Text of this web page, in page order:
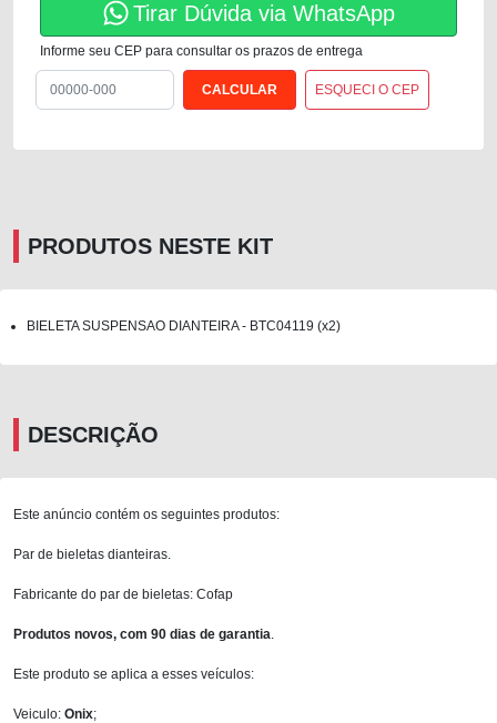
Tirar Dúvida via WhatsApp
Informe seu CEP para consultar os prazos de entrega
ESQUECI O CEP
PRODUTOS NESTE KIT
BIELETA SUSPENSAO DIANTEIRA - BTC04119 (x2)
DESCRIÇÃO
Este anúncio contém os seguintes produtos:
Par de bieletas dianteiras.
Fabricante do par de bieletas: Cofap
Produtos novos, com 90 dias de garantia
Este produto se aplica a esses veículos:
Veiculo: Onix;